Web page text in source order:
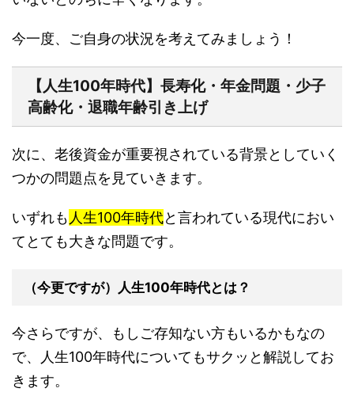
今一度、ご自身の状況を考えてみましょう！
【人生100年時代】長寿化・年金問題・少子
高齢化・退職年齢引き上げ
次に、老後資金が重要視されている背景としていく
つかの問題点を見ていきます。
いずれも 人生100年時代と言われている現代におい
てとても大きな問題です。
（今更ですが）人生100年時代とは？
今さらですが、もしご存知ない方もいるかもなの
で、人生100年時代についてもサクッと解説してお
きます。